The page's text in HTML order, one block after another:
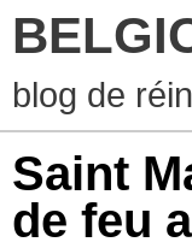
blog de
Saint
de feu